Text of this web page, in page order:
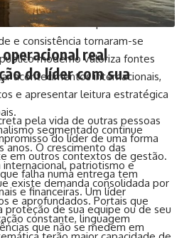
a responsabilidade editorial
marcado por excesso de
e consistência tornaram-se
moderno valoriza fontes
acontecimentos internacionais,
e apresentar leitura estratégica
segmentado continue
anos. O crescimento das
patriotismo e
existe demanda consolidada por
e aprofundados. Portais que
constante, linguagem
real
do líder com sua
pela vida de outras pessoas
do líder de uma forma
em outros contextos de gestão.
falha numa entrega tem
e financeiras. Um líder
proteção de sua equipe ou de seu
que não se medem em